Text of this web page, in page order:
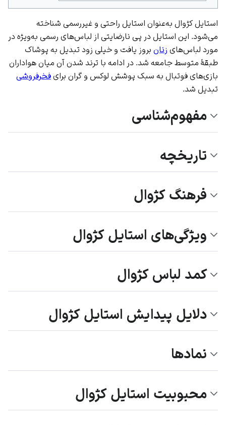
استایل کژوال به‌عنوان استایل راحتی و غیررسمی شناخته
می‌شود. این استایل در پی نارضایتی از لباس‌های رسمی به‌ویژه در
مورد لباس‌های زنان بروز یافت و خیلی زود تبدیل به پوشاک
طبقهٔ متوسط جامعه شد. در ادامه با ترند شدن آن میان هواداران
بازی‌های فوتبال به سبک پوشش لوکس و گران برای فخرفروشی
تبدیل شد.
مفهوم‌شناسی
تاریخچه
فرهنگ کژوال
ویژگی‌های استایل کژوال
کمد لباس کژوال
دلایل پیدایش استایل کژوال
نمادها
محبوبیت استایل کژوال